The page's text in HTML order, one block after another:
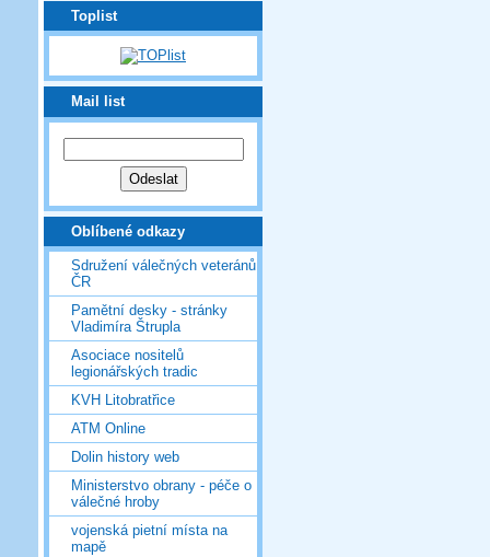
Toplist
Mail list
Oblíbené odkazy
Sdružení válečných veteránů
ČR
Pamětní desky - stránky
Vladimíra Štrupla
Asociace nositelů
legionářských tradic
KVH Litobratřice
ATM Online
Dolin history web
Ministerstvo obrany - péče o
válečné hroby
vojenská pietní místa na
mapě